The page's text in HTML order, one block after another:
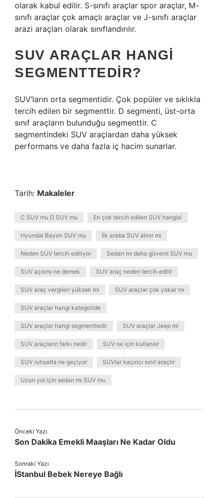
olarak kabul edilir. S-sınıfı araçlar spor araçlar, M-
sınıfı araçlar çok amaçlı araçlar ve J-sınıfı araçlar
arazi araçları olarak sınıflandırılır.
SUV ARAÇLAR HANGI
SEGMENTTEDIR?
SUV’ların orta segmentidir. Çok popüler ve sıklıkla
tercih edilen bir segmenttir. D segmenti, üst-orta
sınıf araçların bulunduğu segmenttir. C
segmentindeki SUV araçlardan daha yüksek
performans ve daha fazla iç hacim sunarlar.
Tarih: Makaleler
C SUV mu D SUV mu En çok tercih edilen SUV hangisi
Hyundai Bayon SUV mu İlk araba SUV alınır mı
Neden SUV tercih ediliyor Sedan mı daha güvenli SUV mu
SUV açılımı ne demek SUV araç neden tercih edilir
SUV araç vergileri yüksek mi SUV araçlar çok yakar mı
SUV araçlar hangi kategoride
SUV araçlar hangi segmenttedir SUV araçlar Jeep mi
SUV araçların farkı nedir SUV ne için kullanılır
SUV ruhsatta ne geçiyor SUVlar kaçıncı sınıf araçtır
Uzun yol için sedan mı SUV mu
Önceki Yazı
Son Dakika Emekli Maaşları Ne Kadar Oldu
Sonraki Yazı
İStanbul Bebek Nereye Bağlı